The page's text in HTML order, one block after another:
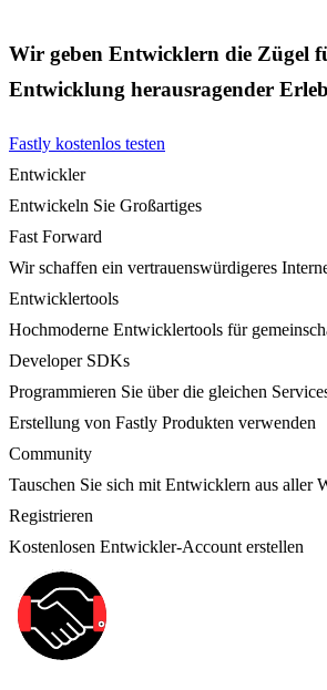
Wir geben Entwicklern die Zügel
Entwicklung herausragender
Fastly kostenlos testen
Entwickler
Entwickeln Sie Großartiges
Fast Forward
Wir schaffen ein vertrauenswürdigeres
Entwicklertools
Hochmoderne Entwicklertools für
Developer SDKs
Programmieren Sie über die gleichen
Erstellung von Fastly Produkten verwenden
Community
Tauschen Sie sich mit Entwicklern aus aller
Registrieren
Kostenlosen Entwickler-Account erstellen